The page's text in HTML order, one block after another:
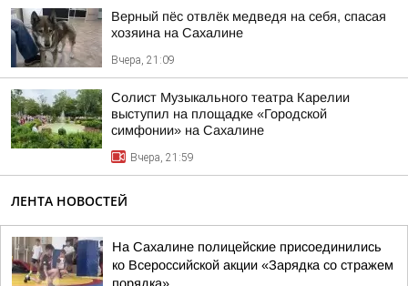
Верный пёс отвлёк медведя на себя, спасая
хозяина на Сахалине
Вчера, 21:09
Солист Музыкального театра Карелии
выступил на площадке «Городской
симфонии» на Сахалине
Вчера, 21:59
ЛЕНТА НОВОСТЕЙ
На Сахалине полицейские присоединились
ко Всероссийской акции «Зарядка со стражем